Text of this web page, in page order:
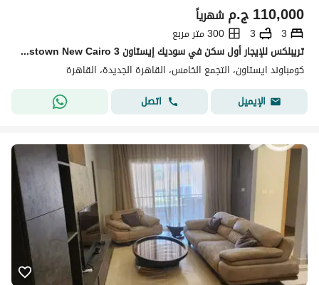
ج.م110,000 شهرياً
3
3
300 متر مربع
تريبلكس للإيجار أول سكن في سوديك إيستاون Sodic Eastown New Cairo 3 غرف نوم 3 حمامات غرفة مربية مطبخ وتكييفات
كومباوند ايستاون، التجمع الخامس، القاهرة الجديدة، القاهرة
الإيميل
اتصل